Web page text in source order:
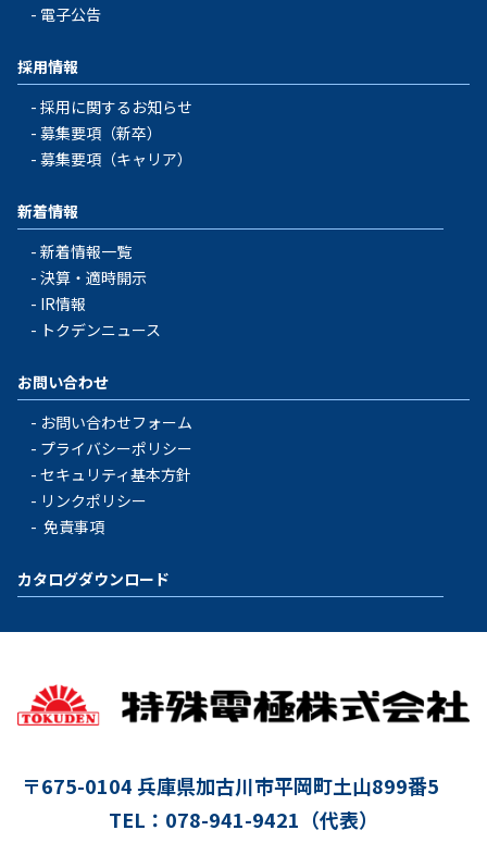
電子公告
採用情報
採用に関するお知らせ
募集要項（新卒）
募集要項（キャリア）
新着情報
新着情報一覧
決算・適時開示
IR情報
トクデンニュース
お問い合わせ
お問い合わせフォーム
プライバシーポリシー
セキュリティ基本方針
リンクポリシー
免責事項
カタログダウンロード
〒675-0104 兵庫県加古川市平岡町土山899番5
TEL：078-941-9421（代表）